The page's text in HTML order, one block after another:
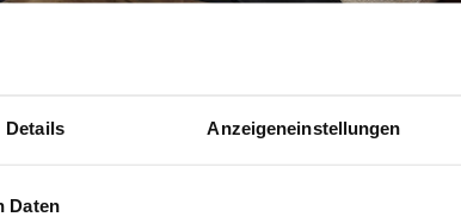
Details Anzeigeneinstellungen
Daten